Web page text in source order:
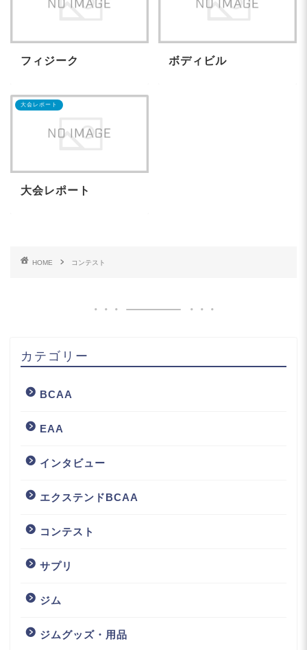
フィジーク ボディビル
大会レポート
大会レポート
HOME コンテスト
カテゴリー
BCAA
EAA
インタビュー
エクステンドBCAA
コンテスト
サプリ
ジム
ジムグッズ・用品